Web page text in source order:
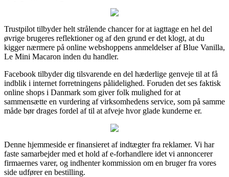
Trustpilot tilbyder helt strålende chancer for at iagttage en hel del
øvrige brugeres reflektioner og af den grund er det klogt, at du
kigger nærmere på online webshoppens anmeldelser af Blue Vanilla,
Le Mini Macaron inden du handler.
Facebook tilbyder dig tilsvarende en del hæderlige genveje til at få
indblik i internet forretningens pålidelighed. Foruden det ses faktisk
online shops i Danmark som giver folk mulighed for at
sammensætte en vurdering af virksomhedens service, som på samme
måde bør drages fordel af til at afveje hvor glade kunderne er.
Denne hjemmeside er finansieret af indtægter fra reklamer. Vi har
faste samarbejder med et hold af e-forhandlere idet vi annoncerer
firmaernes varer, og indhenter kommission om en bruger fra vores
side udfører en bestilling.